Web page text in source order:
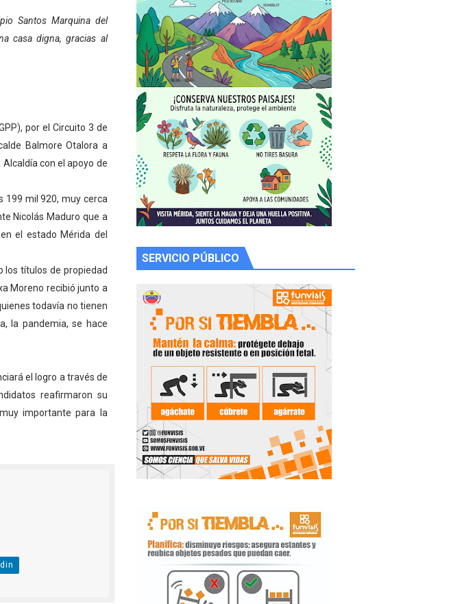
Sor Juana Inés
Legislativo
Rangel
Prehospitalaria
ruralidad
a emprendedores y productores
Materna
a niños del municipio Libertador
en una enriquecedora jornada vacacional
actualización y atención territorial
del detector Cherenkov de agua
Santos Marquina del
casa digna, gracias al
por el Circuito 3 de
Balmore Otalora a
con el apoyo de
199 mil 920, muy cerca
Nicolás Maduro que a
el estado Mérida del
los títulos de propiedad
Moreno recibió junto a
todavía no tienen
la pandemia, se hace
el logro a través de
reafirmaron su
importante para la
SERVICIO PÚBLICO